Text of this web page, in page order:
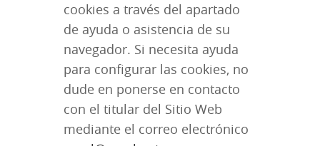
cookies a través del apartado
de ayuda o asistencia de su
navegador. Si necesita ayuda
para configurar las cookies, no
dude en ponerse en contacto
con el titular del Sitio Web
mediante el correo electrónico